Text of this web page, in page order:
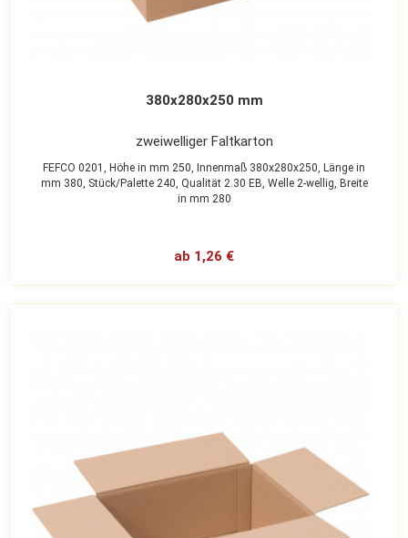
380x280x250 mm
zweiwelliger Faltkarton
FEFCO 0201, Höhe in mm 250, Innenmaß 380x280x250, Länge in
mm 380, Stück/Palette 240, Qualität 2.30 EB, Welle 2-wellig, Breite
in mm 280
ab 1,26 €